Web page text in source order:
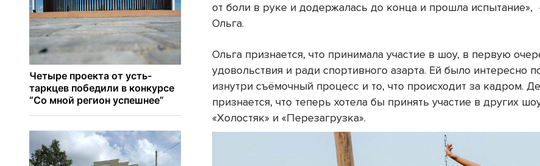
от боли в руке и додержалась до конца и прошла испытание»,
Ольга.
Ольга признается, что принимала участие в шоу, в первую
удовольствия и ради спортивного азарта. Ей было интересно
изнутри съёмочный процесс и то, что происходит за кадром.
признается, что теперь хотела бы принять участие в других
«Холостяк» и «Перезагрузка».